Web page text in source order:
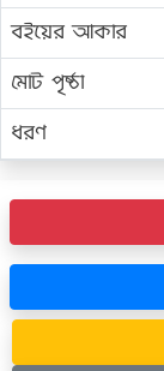
বইয়ের আকার
মোট পৃষ্ঠা
ধরণ